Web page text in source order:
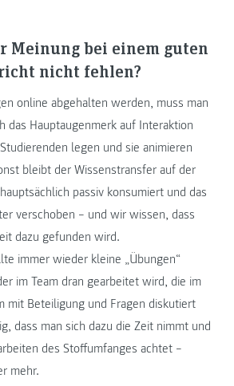
Meinung bei einem guten
nicht fehlen?
online abgehalten werden, muss man
das Hauptaugenmerk auf Interaktion
legen und sie animieren
bleibt der Wissenstransfer auf der
passiv konsumiert und das
verschoben – und wir wissen, dass
dazu gefunden wird.
immer wieder kleine „Übungen“
im Team dran gearbeitet wird, die im
mit Beteiligung und Fragen diskutiert
dass man sich dazu die Zeit nimmt und
des Stoffumfanges achtet –
mehr.